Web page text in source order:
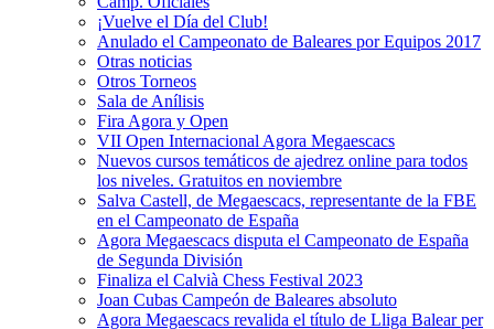
¡Vuelve el Dí­a del Club!
Anulado el Campeonato de Baleares por Equipos 2017
Otras noticias
Otros Torneos
Sala de Anílisis
Fira Agora y Open
VII Open Internacional Agora Megaescacs
Nuevos cursos temáticos de ajedrez online para todos
los niveles. Gratuitos en noviembre
Salva Castell, de Megaescacs, representante de la FBE
en el Campeonato de España
Agora Megaescacs disputa el Campeonato de España
de Segunda División
Finaliza el Calvià Chess Festival 2023
Joan Cubas Campeón de Baleares absoluto
Agora Megaescacs revalida el título de Lliga Balear per